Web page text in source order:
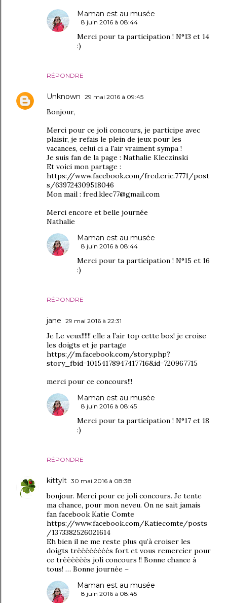
RÉPONDRE
Maman est au musée
8 juin 2016 à 08:44
Merci pour ta participation ! N°13 et 14
:)
Unknown 29 mai 2016 à 09:45
Bonjour,
Merci pour ce joli concours, je participe avec
plaisir, je refais le plein de jeux pour les
vacances, celui ci a l'air vraiment sympa !
Je suis fan de la page : Nathalie Kleczinski
Et voici mon partage :
https://www.facebook.com/fred.eric.7771/post
s/639724309518046
Mon mail : fred.klec77@gmail.com
Merci encore et belle journée
Nathalie
RÉPONDRE
Maman est au musée
8 juin 2016 à 08:44
Merci pour ta participation ! N°15 et 16
:)
jane 29 mai 2016 à 22:31
Je Le veux!!!!!! elle a l’air top cette box! je croise
les doigts et je partage
https://m.facebook.com/story.php?
story_fbid=10154178947417716&id=720967715
merci pour ce concours!!!
RÉPONDRE
Maman est au musée
8 juin 2016 à 08:45
Merci pour ta participation ! N°17 et 18
:)
kittylt 30 mai 2016 à 08:38
bonjour. Merci pour ce joli concours. Je tente
ma chance, pour mon neveu. On ne sait jamais
fan facebook Katie Comte
https://www.facebook.com/Katiecomte/posts
/1373382526021614
Eh bien il ne me reste plus qu’à croiser les
doigts trèèèèèèèès fort et vous remercier pour
ce trèèèèèès joli concours !! Bonne chance à
tous! … Bonne journée –
Maman est au musée
8 juin 2016 à 08:45